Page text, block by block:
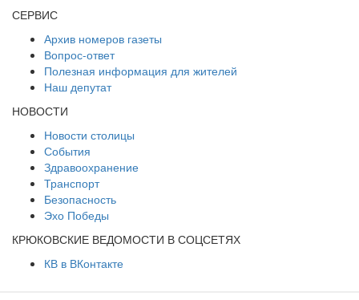
СЕРВИС
Архив номеров газеты
Вопрос-ответ
Полезная информация для жителей
Наш депутат
НОВОСТИ
Новости столицы
События
Здравоохранение
Транспорт
Безопасность
Эхо Победы
КРЮКОВСКИЕ ВЕДОМОСТИ В СОЦСЕТЯХ
КВ в ВКонтакте